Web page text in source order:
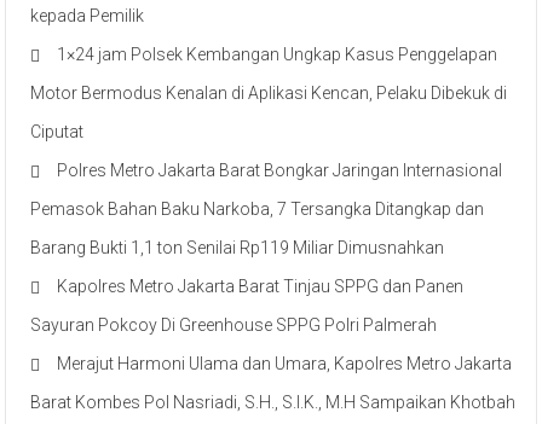
kepada Pemilik
1×24 jam Polsek Kembangan Ungkap Kasus Penggelapan
Motor Bermodus Kenalan di Aplikasi Kencan, Pelaku Dibekuk di
Ciputat
Polres Metro Jakarta Barat Bongkar Jaringan Internasional
Pemasok Bahan Baku Narkoba, 7 Tersangka Ditangkap dan
Barang Bukti 1,1 ton Senilai Rp119 Miliar Dimusnahkan
Kapolres Metro Jakarta Barat Tinjau SPPG dan Panen
Sayuran Pokcoy Di Greenhouse SPPG Polri Palmerah
Merajut Harmoni Ulama dan Umara, Kapolres Metro Jakarta
Barat Kombes Pol Nasriadi, S.H., S.I.K., M.H Sampaikan Khotbah